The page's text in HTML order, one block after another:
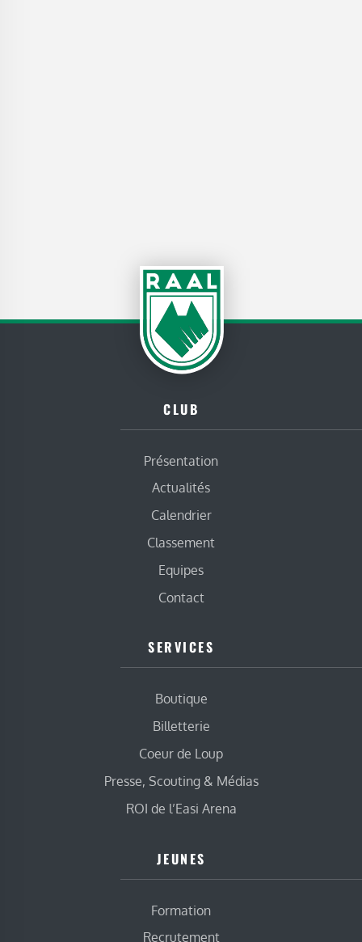
CLUB
Présentation
Actualités
Calendrier
Classement
Equipes
Contact
SERVICES
Boutique
Billetterie
Coeur de Loup
Presse, Scouting & Médias
ROI de l’Easi Arena
JEUNES
Formation
Recrutement